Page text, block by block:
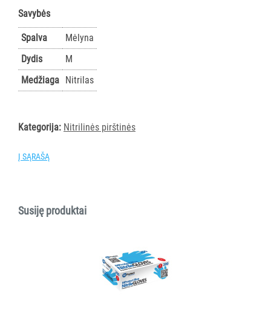
ASMENS
HIGIENOS
PRIEMONĖS
SLAUGOS
PREKĖS
IR
VIEŠBUČIAMS
PRAMONEI
Savybės
Spalva
Mėlyna
Dydis
M
Medžiaga Nitrilas
Kategorija: Nitrilinės pirštinės
Į SĄRAŠĄ
Susiję produktai